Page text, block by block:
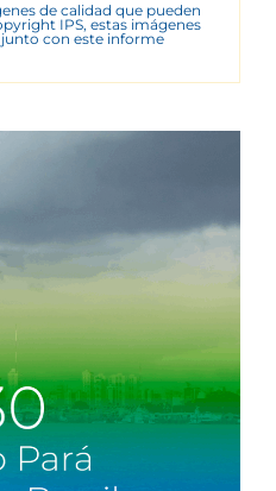
de calidad que pueden
IPS, estas imágenes
con este informe